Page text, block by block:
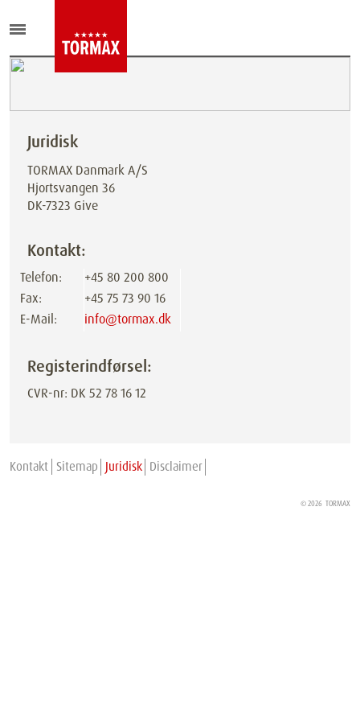
Juridisk
TORMAX Danmark A/S
Hjortsvangen 36
DK-7323 Give
Kontakt:
Telefon:
+45 80 200 800
Fax:
+45 75 73 90 16
E-Mail:
info@tormax.dk
Registerindførsel:
CVR-nr: DK 52 78 16 12
Kontakt Sitemap Juridisk Disclaimer
© 2026 TORMAX